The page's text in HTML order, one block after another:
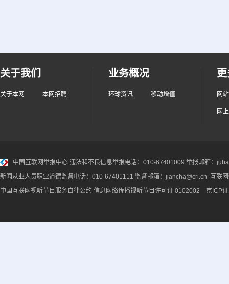
关于我们
关于本网 本网招聘
业务概况
环球资讯 移动增值 网
网
中国互联网举报中心 违法和不良信息举报电话：010-67401009 举报邮箱：
新闻从业人员职业道德监督电话：010-67401111 监督邮箱：jiancha@cri.cn 互联
中国互联网视听节目服务自律公约 信息网络传播视听节目许可证 0102002 京ICP